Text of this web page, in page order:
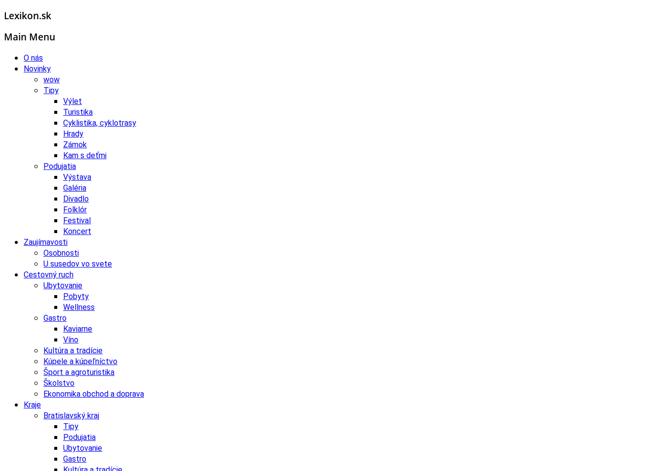
Lexikon.sk
Main Menu
O nás
Novinky
wow
Tipy
Výlet
Turistika
Cyklistika, cyklotrasy
Hrady
Zámok
Kam s deťmi
Podujatia
Výstava
Galéria
Divadlo
Folklór
Festival
Koncert
Zaujímavosti
Osobnosti
U susedov vo svete
Cestovný ruch
Ubytovanie
Pobyty
Wellness
Gastro
Kaviarne
Víno
Kultúra a tradície
Kúpele a kúpeľníctvo
Šport a agroturistika
Školstvo
Ekonomika obchod a doprava
Kraje
Bratislavský kraj
Tipy
Podujatia
Ubytovanie
Gastro